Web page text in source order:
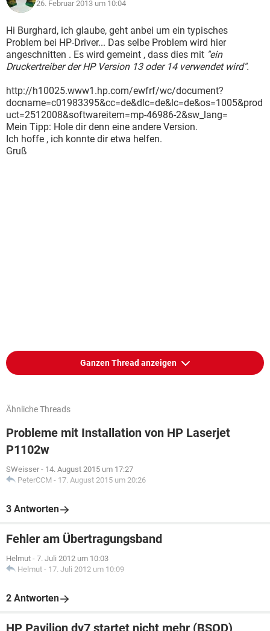
26. Februar 2013 um 10:04
Hi Burghard, ich glaube, geht anbei um ein typisches
Problem bei HP-Driver... Das selbe Problem wird hier
angeschnitten . Es wird gemeint , dass dies mit "ein
Druckertreiber der HP Version 13 oder 14 verwendet wird".
http://h10025.www1.hp.com/ewfrf/wc/document?
docname=c01983395&cc=de&dlc=de&lc=de&os=1005&prod
uct=2512008&softwareitem=mp-46986-2&sw_lang=
Mein Tipp: Hole dir denn eine andere Version.
Ich hoffe , ich konnte dir etwa helfen.
Gruß
Ganzen Thread anzeigen
Ähnliche Threads
Probleme mit Installation von HP Laserjet
P1102w
SWeisser - 14. August 2015 um 17:27
PeterCCM - 17. August 2015 um 20:26
3 Antworten
Fehler am Übertragungsband
Helmut - 7. Juli 2012 um 10:03
Helmut - 17. Juli 2012 um 10:09
2 Antworten
HP Pavilion dv7 startet nicht mehr (BSOD)